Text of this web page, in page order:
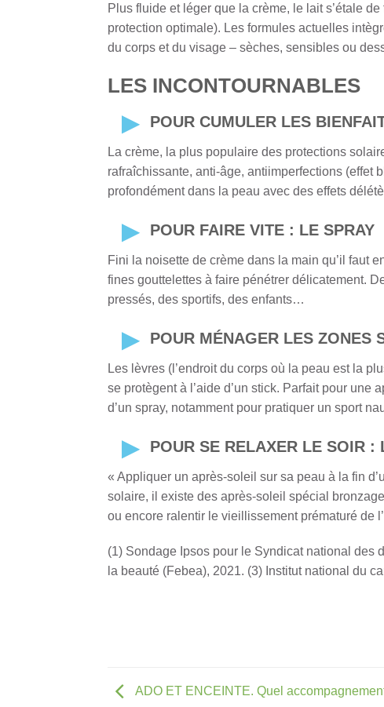
Plus fluide et léger que la crème, le lait s’étale
protection optimale). Les formules actuelles
du corps et du visage – sèches, sensibles ou
LES INCONTOURNABLES
POUR CUMULER LES
La crème, la plus populaire des protections
rafraîchissante, anti-âge, antiimperfections (effet
profondément dans la peau avec des effets
POUR FAIRE VITE : LE SPRAY
Fini la noisette de crème dans la main qu’il faut
fines gouttelettes à faire pénétrer délicatement.
pressés, des sportifs, des enfants…
POUR MÉNAGER LES ZONES
Les lèvres (l’endroit du corps où la peau est la
se protègent à l’aide d’un stick. Parfait pour une
d’un spray, notamment pour pratiquer un sport
POUR SE RELAXER LE SOIR :
« Appliquer un après-soleil sur sa peau à la fin
solaire, il existe des après-soleil spécial
ou encore ralentir le vieillissement prématuré de
(1) Sondage Ipsos pour le Syndicat national des
la beauté (Febea), 2021. (3) Institut national du
ADO ET ENCEINTE. Quel